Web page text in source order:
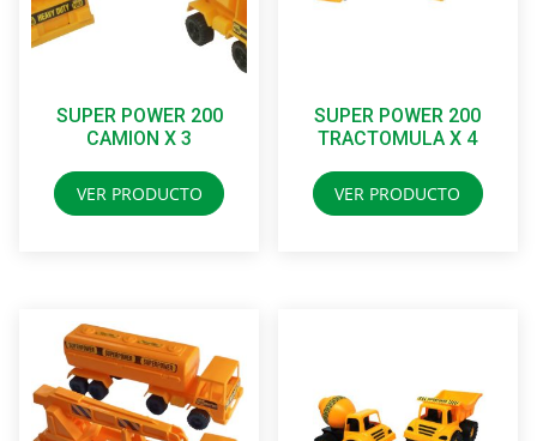
SUPER POWER 200
CAMION X 3
VER PRODUCTO
SUPER POWER 200
TRACTOMULA X 4
VER PRODUCTO